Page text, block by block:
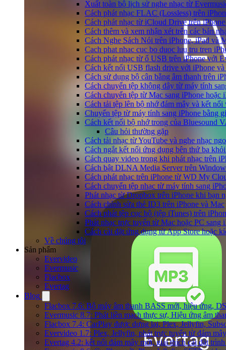
Xuất toàn bộ lịch sử nghe nhạc từ
Cách phát nhạc FLAC (Lossless) trên
Cách phát nhạc từ iCloud Drive trên
Cách thêm và xem nhận xét trên các bản
Cách Nghe Sách Nói trên iPhone, iPad và
Cach phat nhac cuc bo duoc luu tru tren
Cách phát nhạc từ ổ USB trên iPhone với
Cách kết nối USB flash drive với iPhone
Cách sử dụng bộ cân bằng âm thanh trên
Cách chuyển tệp không dây từ máy tính
Cách chuyển tệp từ Mac sang iPhone hoặc
Cách tải tệp lên bộ nhớ đám mây và kết
Chuyển tệp từ máy tính sang iPhone bằng
Cách kết nối bộ nhớ trong của Bluesound
Câu hỏi thường gặp
Cách tải nhạc từ YouTube và nghe nhạc
Cách ngắt kết nối ứng dụng bên thứ ba
Cách quay video trong khi phát nhạc trên
Cách bật DLNA Media Server trên
Cách phát nhạc trên iPhone từ WD My
Cách chuyển tệp nhạc từ máy tính sang
Phát nhạc từ Dropbox trên iPhone khi bạn
Cách chỉnh sửa thẻ ID3 trên iPhone và Mac
Cách phát tệp cục bộ (tệp iTunes) trên
Phát nhạc trực tuyến từ Mac hoặc PC sang
Cách cài đặt ứng dụng từ App Store hoặc
Về chúng tôi
Sản phẩm
Evervideo
Evermusic
Flacbox
Evertag
Blog
Flacbox 7.6: Bộ máy âm thanh BASS mới, hiệu ứng,
Evermusic 8.7: Phát liền mạch thực sự, Hiệu ứng âm
Flacbox 7.4: CarPlay được dựng lại, Plex, Jellyfin,
Evervideo 1.7: Plex, Jellyfin, phát trực tuyến từ đám
Evertag 4.2: kết nối đám mây mới, giải thích cài đặt